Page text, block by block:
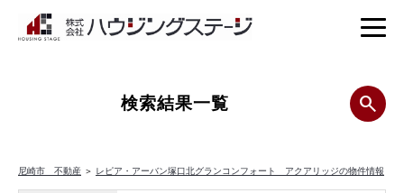
検索結果一覧
尼崎市 不動産 ＞ レピア・アーバン塚口北グランコンフォート アクアリッジの物件情報